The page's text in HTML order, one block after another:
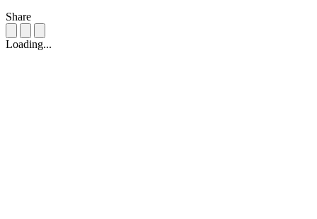
Share
Loading...